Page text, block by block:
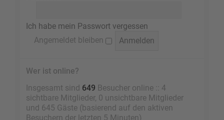
Ich habe mein Passwort vergessen
Angemeldet bleiben
Wer ist online?
Insgesamt sind 649 Besucher online :: 4
sichtbare Mitglieder, 0 unsichtbare Mitglieder
und 645 Gäste (basierend auf den aktiven
Besuchern der letzten 5 Minuten)